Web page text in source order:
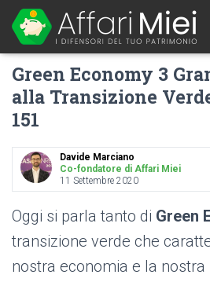
Green Economy 3
alla Transizione
151
Davide Marciano
Co-fondatore di Affari Miei
11 Settembre 2020
Oggi si parla tanto di Green
transizione verde che
nostra economia e la nostra